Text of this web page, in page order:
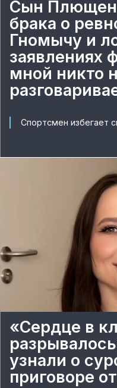
Сын
брака о
Гномычу и
заявлениях
мной никто
Спортсмен избегает
«Сердце в
узнали о
приговоре